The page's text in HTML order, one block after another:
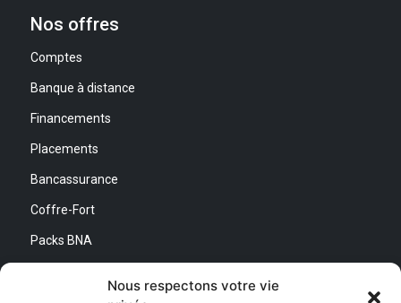
Nous respectons votre vie
Nos offres
Comptes
Banque à distance
Financements
Placements
Bancassurance
Coffre-Fort
Packs BNA